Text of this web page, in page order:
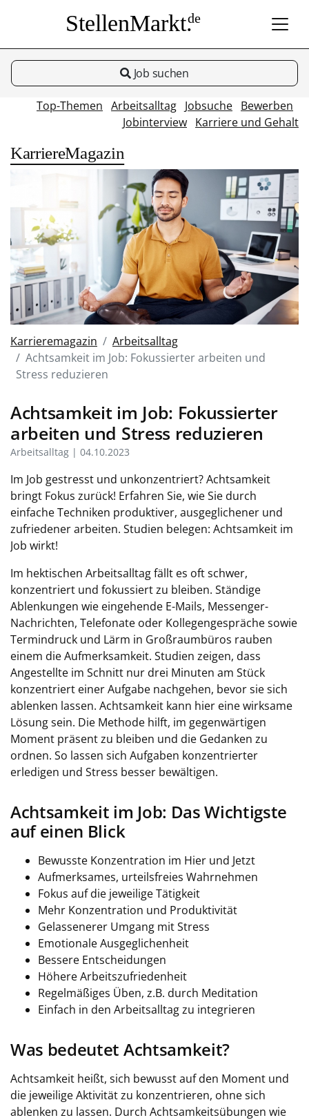
StellenMarkt.de
Job suchen
Top-Themen Arbeitsalltag Jobsuche Bewerben
Jobinterview Karriere und Gehalt
KarriereMagazin
Karrieremagazin
Arbeitsalltag
Achtsamkeit im Job: Fokussierter arbeiten und
Stress reduzieren
Achtsamkeit im Job: Fokussierter
arbeiten und Stress reduzieren
Arbeitsalltag | 04.10.2023
Im Job gestresst und unkonzentriert? Achtsamkeit
bringt Fokus zurück! Erfahren Sie, wie Sie durch
einfache Techniken produktiver, ausgeglichener und
zufriedener arbeiten. Studien belegen: Achtsamkeit im
Job wirkt!
Im hektischen Arbeitsalltag fällt es oft schwer,
konzentriert und fokussiert zu bleiben. Ständige
Ablenkungen wie eingehende E-Mails, Messenger-
Nachrichten, Telefonate oder Kollegengespräche sowie
Termindruck und Lärm in Großraumbüros rauben
einem die Aufmerksamkeit. Studien zeigen, dass
Angestellte im Schnitt nur drei Minuten am Stück
konzentriert einer Aufgabe nachgehen, bevor sie sich
ablenken lassen. Achtsamkeit kann hier eine wirksame
Lösung sein. Die Methode hilft, im gegenwärtigen
Moment präsent zu bleiben und die Gedanken zu
ordnen. So lassen sich Aufgaben konzentrierter
erledigen und Stress besser bewältigen.
Achtsamkeit im Job: Das Wichtigste
auf einen Blick
Bewusste Konzentration im Hier und Jetzt
Aufmerksames, urteilsfreies Wahrnehmen
Fokus auf die jeweilige Tätigkeit
Mehr Konzentration und Produktivität
Gelassenerer Umgang mit Stress
Emotionale Ausgeglichenheit
Bessere Entscheidungen
Höhere Arbeitszufriedenheit
Regelmäßiges Üben, z.B. durch Meditation
Einfach in den Arbeitsalltag zu integrieren
Was bedeutet Achtsamkeit?
Achtsamkeit heißt, sich bewusst auf den Moment und
die jeweilige Aktivität zu konzentrieren, ohne sich
ablenken zu lassen. Durch Achtsamkeitsübungen wie